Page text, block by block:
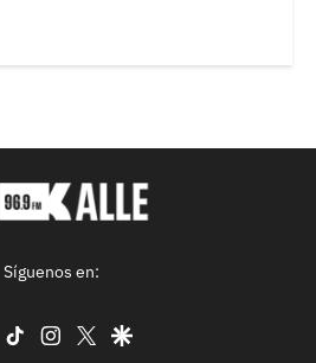
Síguenos en:
facebook
tiktok instagram
twittergoogle